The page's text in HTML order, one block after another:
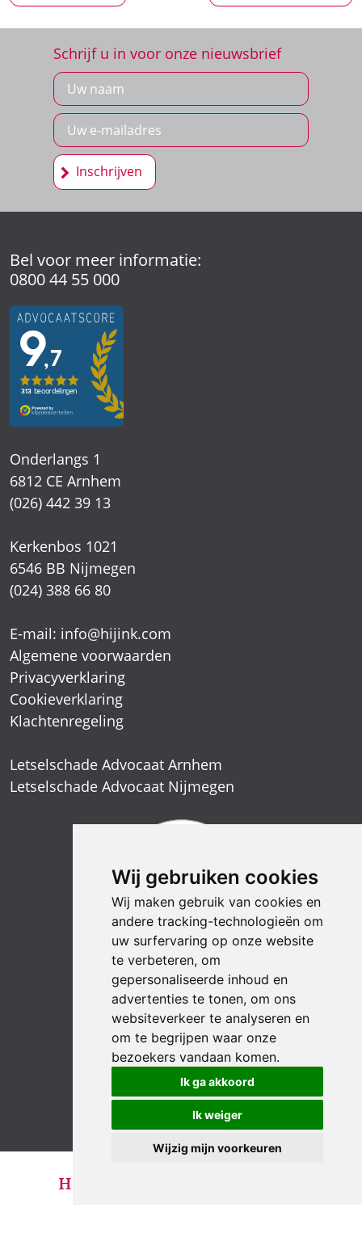
Wij gebruiken cookies
Wij maken gebruik van cookies en
andere tracking-technologieën om
uw surfervaring op onze website
te verbeteren, om
gepersonaliseerde inhoud en
advertenties te tonen, om ons
websiteverkeer te analyseren en
om te begrijpen waar onze
bezoekers vandaan komen.
Ik ga akkoord
Ik weiger
Wijzig mijn voorkeuren
Inschrijven
Bel voor meer informatie:
0800 44 55 000
Onderlangs 1
6812 CE Arnhem
(026) 442 39 13
6546 BB Nijmegen
(024) 388 66 80
Algemene voorwaarden
Privacyverklaring
Cookieverklaring
Letselschade Advocaat Arnhem
Letselschade Advocaat Nijmegen
LinkedIn YouTube InstagramFacebook